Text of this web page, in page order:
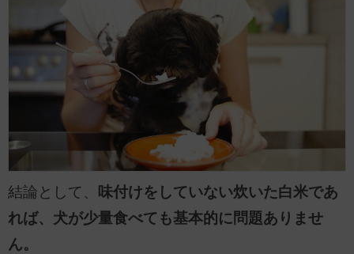
結論として、
味付けをしていない炊いた白米であ
れば、犬が少量食べても基本的に問題ありませ
ん。